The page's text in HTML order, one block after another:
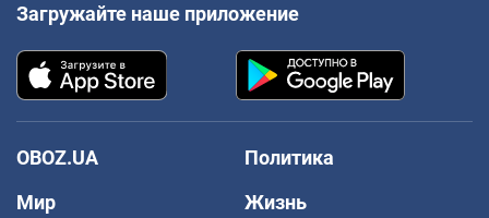
Загружайте наше приложение
OBOZ.UA
Политика
Мир
Жизнь